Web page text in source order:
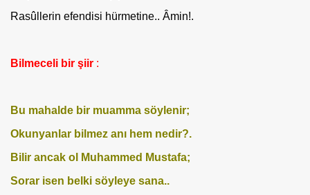
Rasûllerin efendisi hürmetine.. Âmin!.
Bilmeceli bir şiir :
Bu mahalde bir muamma söylenir;
Okunyanlar bilmez anı hem nedir?.
Bilir ancak ol Muhammed Mustafa;
Sorar isen belki söyleye sana..